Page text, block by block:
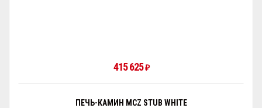
415 625 ₽
ПЕЧЬ-КАМИН MCZ STUB WHITE